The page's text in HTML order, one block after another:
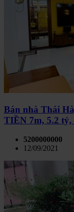
Bán nhà Thái
TIỀN 7m, 5.2 tỷ,
5200000000
12/09/2021